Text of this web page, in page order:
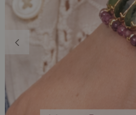
Nos bagues
délicates